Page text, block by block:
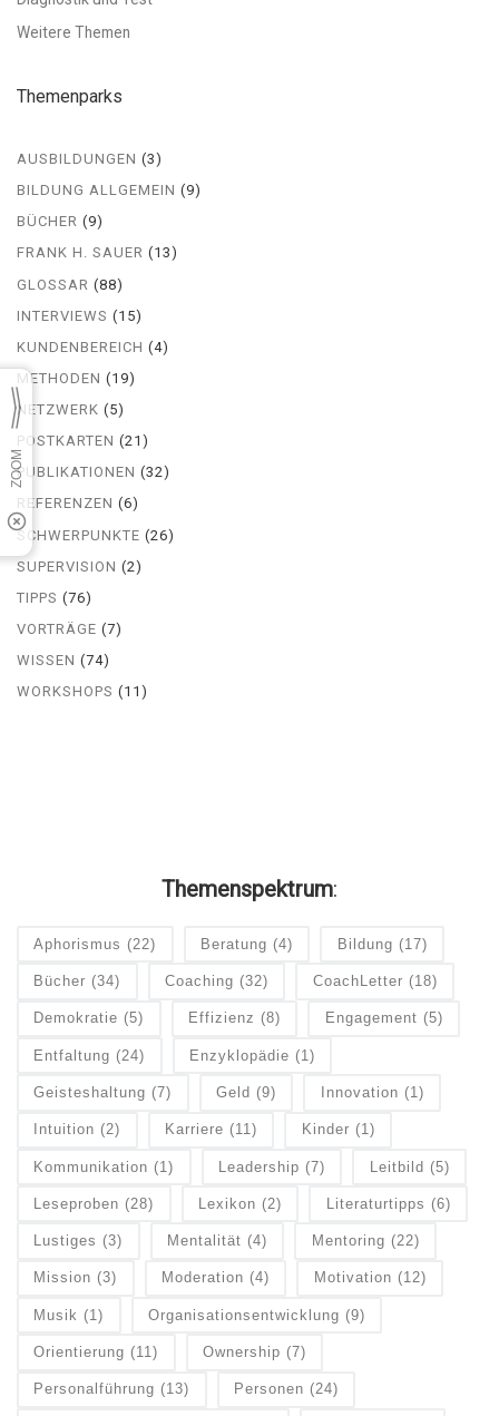
Weitere Themen
Themenparks
AUSBILDUNGEN (3)
BILDUNG ALLGEMEIN (9)
BÜCHER (9)
FRANK H. SAUER (13)
GLOSSAR (88)
INTERVIEWS (15)
KUNDENBEREICH (4)
METHODEN (19)
NETZWERK (5)
POSTKARTEN (21)
PUBLIKATIONEN (32)
REFERENZEN (6)
SCHWERPUNKTE (26)
SUPERVISION (2)
TIPPS (76)
VORTRÄGE (7)
WISSEN (74)
WORKSHOPS (11)
Themenspektrum:
Aphorismus (22) Beratung (4) Bildung (17)
Bücher (34) Coaching (32) CoachLetter (18)
Demokratie (5) Effizienz (8) Engagement (5)
Entfaltung (24) Enzyklopädie (1)
Geisteshaltung (7) Geld (9) Innovation (1)
Intuition (2) Karriere (11) Kinder (1)
Kommunikation (1) Leadership (7) Leitbild (5)
Leseproben (28) Lexikon (2) Literaturtipps (6)
Lustiges (3) Mentalität (4) Mentoring (22)
Mission (3) Moderation (4) Motivation (12)
Musik (1) Organisationsentwicklung (9)
Orientierung (11) Ownership (7)
Personalführung (13) Personen (24)